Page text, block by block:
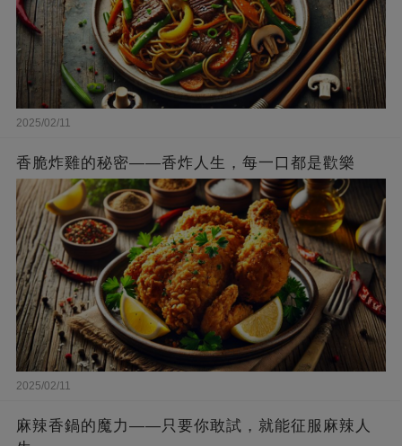
2025/02/11
香脆炸雞的秘密——香炸人生，每一口都是歡樂
2025/02/11
麻辣香鍋的魔力——只要你敢試，就能征服麻辣人